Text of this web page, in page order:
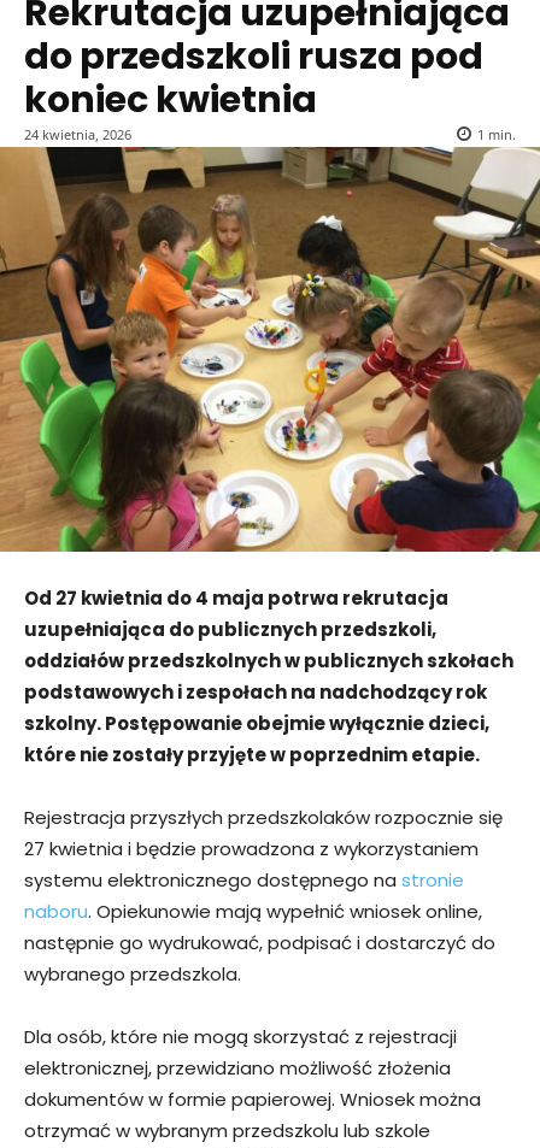
Rekrutacja uzupełniająca
do przedszkoli rusza pod
koniec kwietnia
24 kwietnia, 2026 1 min.
Od 27 kwietnia do 4 maja potrwa rekrutacja
uzupełniająca do publicznych przedszkoli,
oddziałów przedszkolnych w publicznych szkołach
podstawowych i zespołach na nadchodzący rok
szkolny. Postępowanie obejmie wyłącznie dzieci,
które nie zostały przyjęte w poprzednim etapie.
Rejestracja przyszłych przedszkolaków rozpocznie się
27 kwietnia i będzie prowadzona z wykorzystaniem
systemu elektronicznego dostępnego na stronie
naboru. Opiekunowie mają wypełnić wniosek online,
następnie go wydrukować, podpisać i dostarczyć do
wybranego przedszkola.
Dla osób, które nie mogą skorzystać z rejestracji
elektronicznej, przewidziano możliwość złożenia
dokumentów w formie papierowej. Wniosek można
otrzymać w wybranym przedszkolu lub szkole